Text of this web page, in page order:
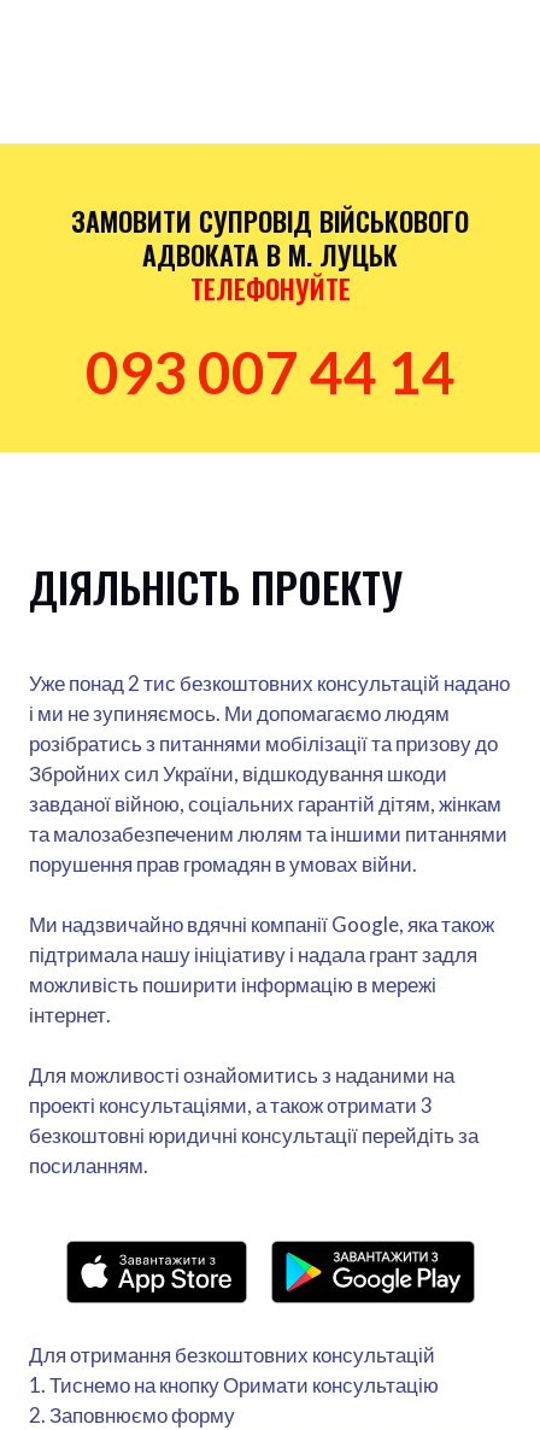
ЗАМОВИТИ СУПРОВІД ВІЙСЬКОВОГО
АДВОКАТА В М. ЛУЦЬК
ТЕЛЕФОНУЙТЕ
093 007 44 14
ДІЯЛЬНІСТЬ ПРОЕКТУ
Уже понад 2 тис безкоштовних консультацій надано
і ми не зупиняємось. Ми допомагаємо людям
розібратись з питаннями мобілізації та призову до
Збройних сил України, відшкодування шкоди
завданої війною, соціальних гарантій дітям, жінкам
та малозабезпеченим люлям та іншими питаннями
порушення прав громадян в умовах війни.
Ми надзвичайно вдячні компанії Google, яка також
підтримала нашу ініціативу і надала грант задля
можливість поширити інформацію в мережі
інтернет.
Для можливості ознайомитись з наданими на
проекті консультаціями, а також отримати 3
безкоштовні юридичні консультації перейдіть за
посиланням.
Для отримання безкоштовних консультацій
1. Тиснемо на кнопку Оримати консультацію
2. Заповнюємо форму